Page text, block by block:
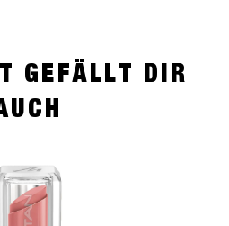
GEFÄLLT DIR